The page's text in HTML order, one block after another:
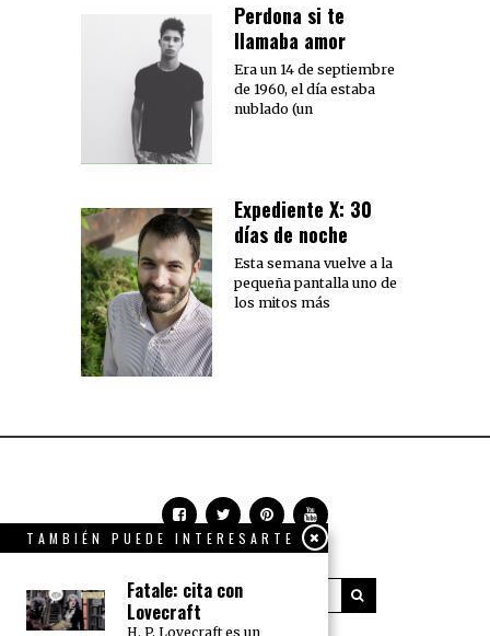
Perdona si te
llamaba amor
Era un 14 de septiembre
de 1960, el día estaba
nublado (un
Expediente X: 30
días de noche
Esta semana vuelve a la
pequeña pantalla uno de
los mitos más
TAMBIÉN PUEDE INTERESARTE
Fatale: cita con
Lovecraft
H. P. Lovecraft es un